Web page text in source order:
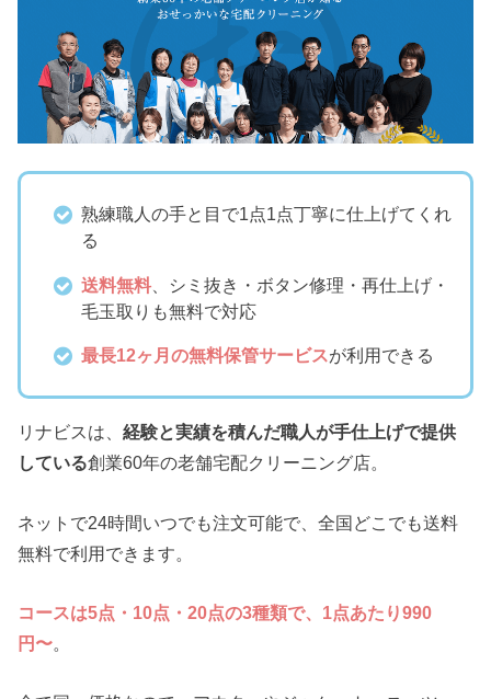
熟練職人の手と目で1点1点丁寧に仕上げてくれ
る
送料無料、シミ抜き・ボタン修理・再仕上げ・
毛玉取りも無料で対応
最長12ヶ月の無料保管サービスが利用できる
リナビスは、経験と実績を積んだ職人が手仕上げで提供
している創業60年の老舗宅配クリーニング店。
ネットで24時間いつでも注文可能で、全国どこでも送料
無料で利用できます。
コースは5点・10点・20点の3種類で、1点あたり990
円〜。